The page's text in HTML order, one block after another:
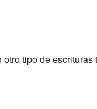
tipo de